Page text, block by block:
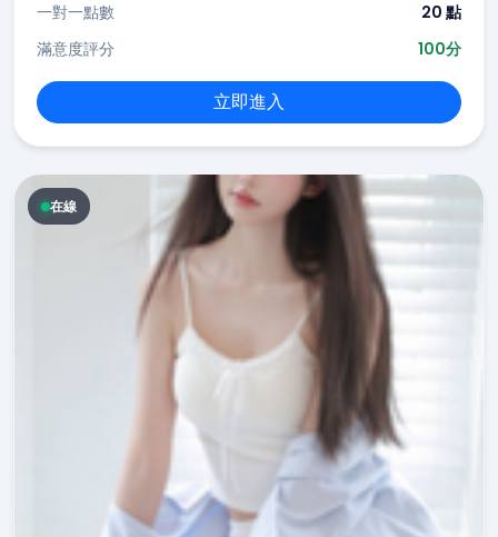
一對一點數
20 點
滿意度評分
100分
立即進入
在線